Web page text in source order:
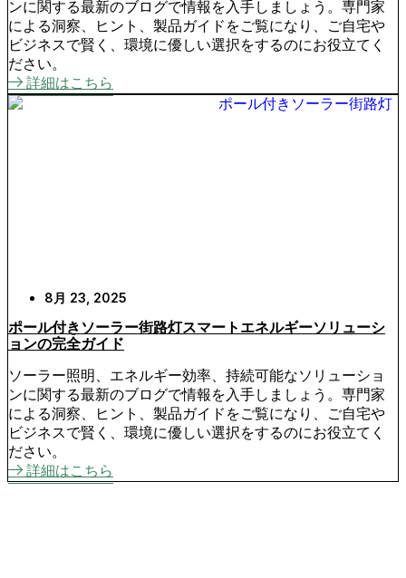
ンに関する最新のブログで情報を入手しましょう。専門家
による洞察、ヒント、製品ガイドをご覧になり、ご自宅や
ビジネスで賢く、環境に優しい選択をするのにお役立てく
ださい。
詳細はこちら
8月 23, 2025
ポール付きソーラー街路灯スマートエネルギーソリューシ
ョンの完全ガイド
ソーラー照明、エネルギー効率、持続可能なソリューショ
ンに関する最新のブログで情報を入手しましょう。専門家
による洞察、ヒント、製品ガイドをご覧になり、ご自宅や
ビジネスで賢く、環境に優しい選択をするのにお役立てく
ださい。
詳細はこちら